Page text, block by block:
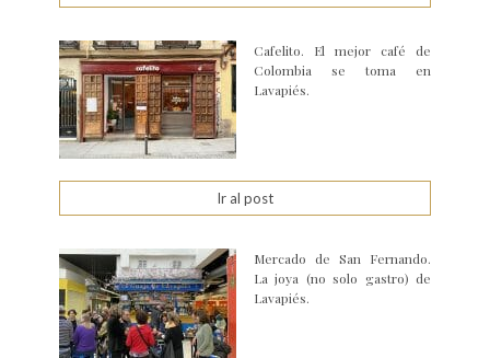
Cafelito. El mejor café de
Colombia se toma en
Lavapiés.
Ir al post
Mercado de San Fernando.
La joya (no solo gastro) de
Lavapiés.